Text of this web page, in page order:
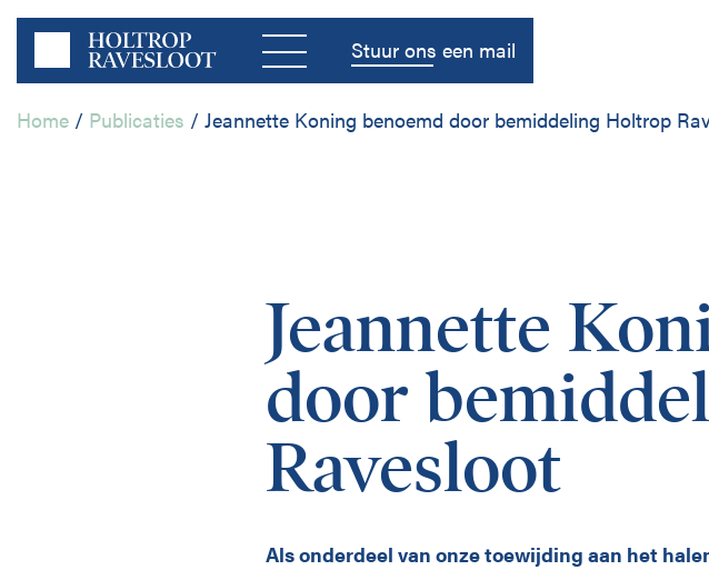
Stuur ons een mail
Home / Publicaties / Jeannette Koning benoemd door bemiddeling Holtrop
Menu
Bedrijfsleven
Publieke Sector
Contact
Disciplines
Jeannette
door
Ravesloot
Als onderdeel van onze toewijding aan het